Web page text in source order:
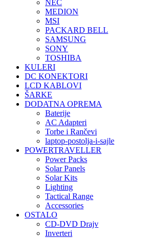
NEC
MEDION
MSI
PACKARD BELL
SAMSUNG
SONY
TOSHIBA
KULERI
DC KONEKTORI
LCD KABLOVI
ŠARKE
DODATNA OPREMA
Baterije
AC Adapteri
Torbe i Rančevi
laptop-postolja-i-sajle
POWERTRAVELLER
Power Packs
Solar Panels
Solar Kits
Lighting
Tactical Range
Accessories
OSTALO
CD-DVD Drajv
Inverteri